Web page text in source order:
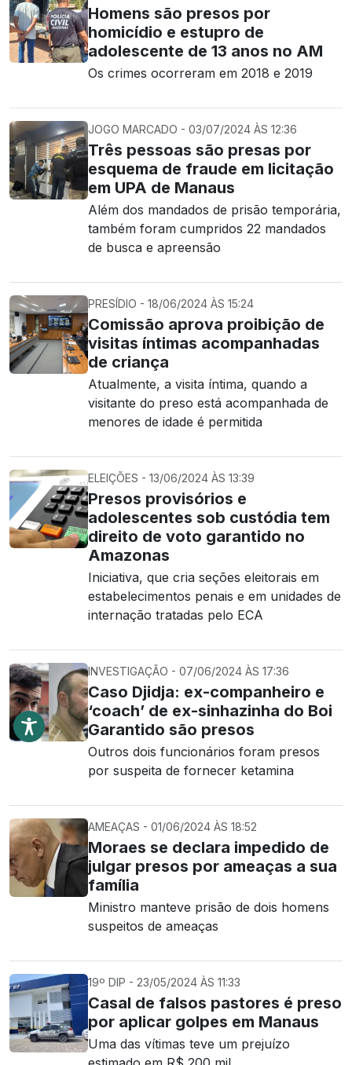
Homens são presos por
homicídio e estupro de
adolescente de 13 anos no AM
Os crimes ocorreram em 2018 e 2019
JOGO MARCADO - 03/07/2024 ÀS 12:36
Três pessoas são presas por
esquema de fraude em licitação
em UPA de Manaus
Além dos mandados de prisão temporária,
também foram cumpridos 22 mandados
de busca e apreensão
PRESÍDIO - 18/06/2024 ÀS 15:24
Comissão aprova proibição de
visitas íntimas acompanhadas
de criança
Atualmente, a visita íntima, quando a
visitante do preso está acompanhada de
menores de idade é permitida
ELEIÇÕES - 13/06/2024 ÀS 13:39
Presos provisórios e
adolescentes sob custódia tem
direito de voto garantido no
Amazonas
Iniciativa, que cria seções eleitorais em
estabelecimentos penais e em unidades de
internação tratadas pelo ECA
INVESTIGAÇÃO - 07/06/2024 ÀS 17:36
Caso Djidja: ex-companheiro e
‘coach’ de ex-sinhazinha do Boi
Garantido são presos
Outros dois funcionários foram presos
por suspeita de fornecer ketamina
AMEAÇAS - 01/06/2024 ÀS 18:52
Moraes se declara impedido de
julgar presos por ameaças a sua
família
Ministro manteve prisão de dois homens
suspeitos de ameaças
19º DIP - 23/05/2024 ÀS 11:33
Casal de falsos pastores é preso
por aplicar golpes em Manaus
Uma das vítimas teve um prejuízo